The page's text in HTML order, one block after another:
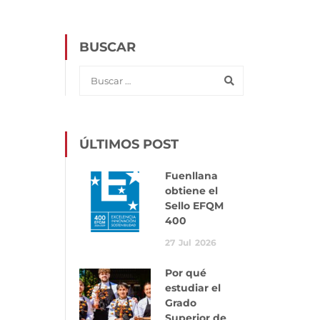
BUSCAR
ÚLTIMOS POST
Fuenllana
obtiene el
Sello EFQM
400
27 Jul 2026
Por qué
estudiar el
Grado